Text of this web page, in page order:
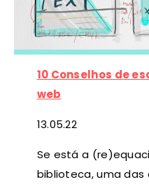
10 Conselhos de
web
13.05.22
Se está a
biblioteca, uma